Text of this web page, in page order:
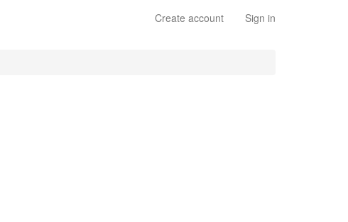
Create account Sign in